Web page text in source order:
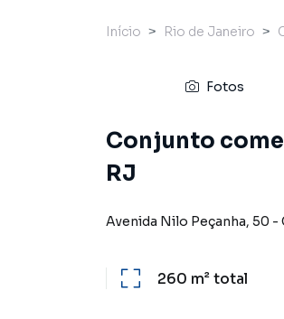
Início Rio de Janeiro
Fotos
Conjunto
RJ
Avenida Nilo Peçanha, 50 -
260 m²total